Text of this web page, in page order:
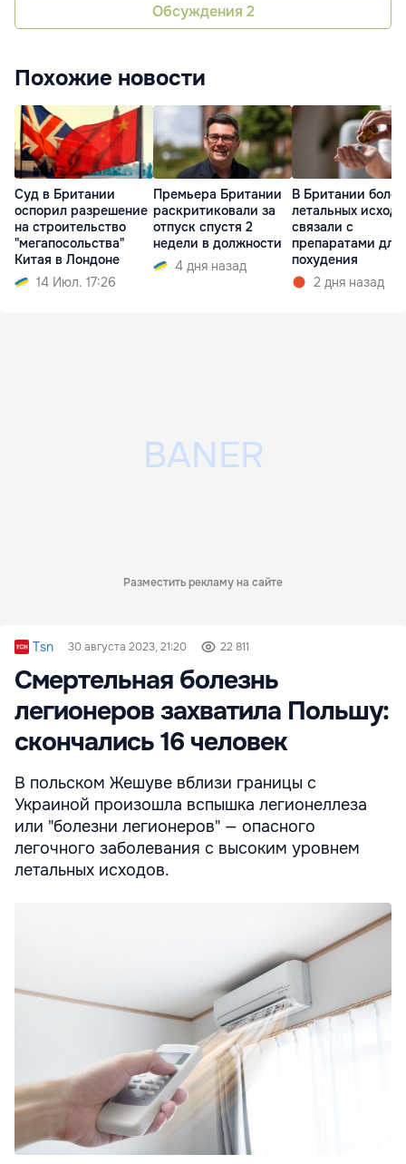
Обсуждения 2
Похожие новости
Суд в Британии
оспорил разрешение
на строительство
"мегапосольства"
Китая в Лондоне
14 Июл. 17:26
Премьера Британии
раскритиковали за
отпуск спустя 2
недели в должности
4 дня назад
В Британии
летальных
связали с
препаратами для
похудения
2 дня назад
Разместить рекламу на сайте
Tsn 30 августа 2023, 21:20 22 811
Смертельная болезнь
легионеров захватила Польшу:
скончались 16 человек
В польском Жешуве вблизи границы с
Украиной произошла вспышка легионеллеза
или "болезни легионеров" — опасного
легочного заболевания с высоким уровнем
летальных исходов.